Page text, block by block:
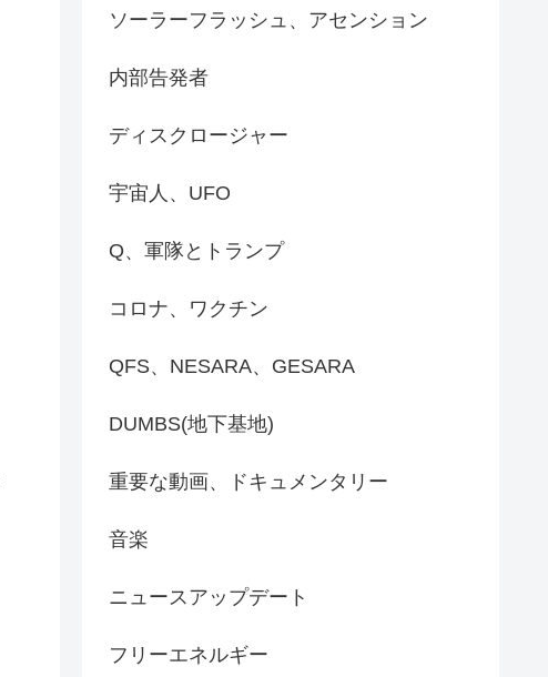
ソーラーフラッシュ、アセンション
内部告発者
ディスクロージャー
宇宙人、UFO
Q、軍隊とトランプ
コロナ、ワクチン
QFS、NESARA、GESARA
DUMBS(地下基地)
重要な動画、ドキュメンタリー
音楽
ニュースアップデート
フリーエネルギー